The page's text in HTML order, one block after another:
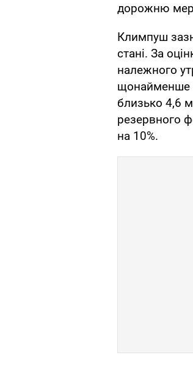
дорожню
Климпуш
стані. За
належного
щонайменше
близько 4,6
резервного
на 10%.